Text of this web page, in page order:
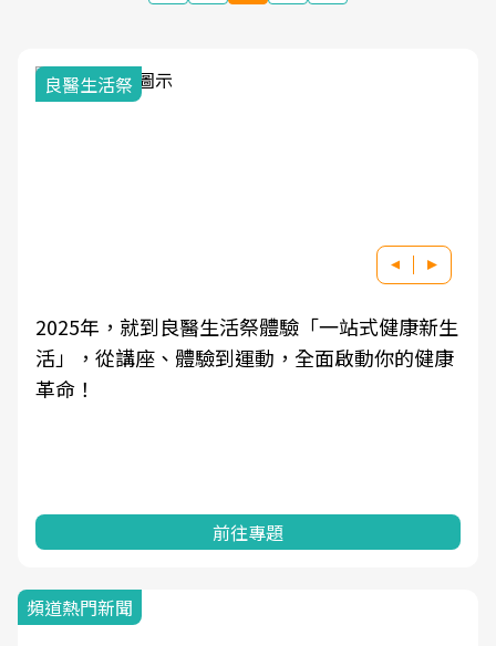
良醫生活祭
2025年，就到良醫生活祭體驗「一站式健康新生
活」，從講座、體驗到運動，全面啟動你的健康
革命！
前往專題
頻道熱門新聞